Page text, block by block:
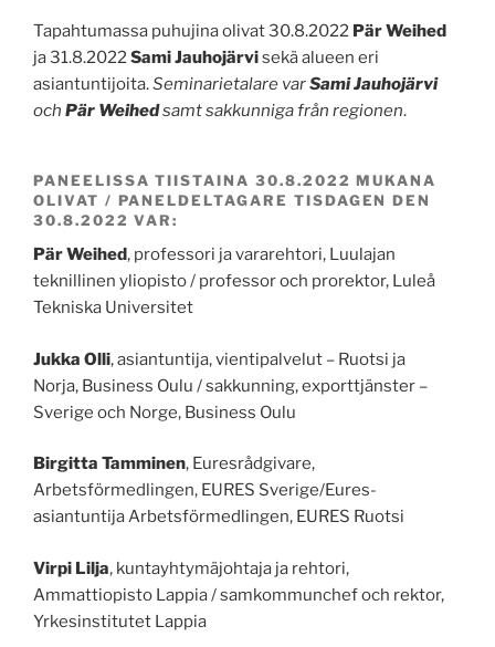
Tapahtumassa puhujina olivat 30.8.2022 Pär Weihed
ja 31.8.2022Sami Jauhojärvisekä alueen eri
asiantuntijoita.Seminarietalare varSami Jauhojärvi
och Pär Weihedsamt sakkunniga från regionen.
PANEELISSA TIISTAINA 30.8.2022 MUKANA
OLIVAT / PANELDELTAGARE TISDAGEN DEN
30.8.2022 VAR:
Pär Weihed, professori ja vararehtori, Luulajan
teknillinen yliopisto / professor och prorektor, Luleå
Tekniska Universitet
Jukka Olli, asiantuntija, vientipalvelut – Ruotsi ja
Norja, Business Oulu / sakkunning, exporttjänster –
Sverige och Norge, Business Oulu
Birgitta Tamminen, Euresrådgivare,
Arbetsförmedlingen, EURES Sverige/Eures-
asiantuntija Arbetsförmedlingen, EURES Ruotsi
Virpi Lilja, kuntayhtymäjohtaja ja rehtori,
Ammattiopisto Lappia / samkommunchef och rektor,
Yrkesinstitutet Lappia